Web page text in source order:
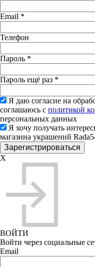
Email *
Телефон
Пароль *
Пароль ещё раз *
Я даю согласие на
соглашаюсь с политикой
персональных данных
Я хочу получать
магазина украшений
X
ВОЙТИ
Войти через социальные
Email